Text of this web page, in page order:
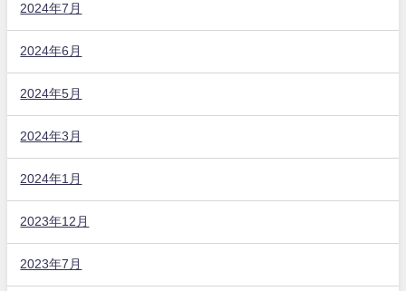
2024年7月
2024年6月
2024年5月
2024年3月
2024年1月
2023年12月
2023年7月